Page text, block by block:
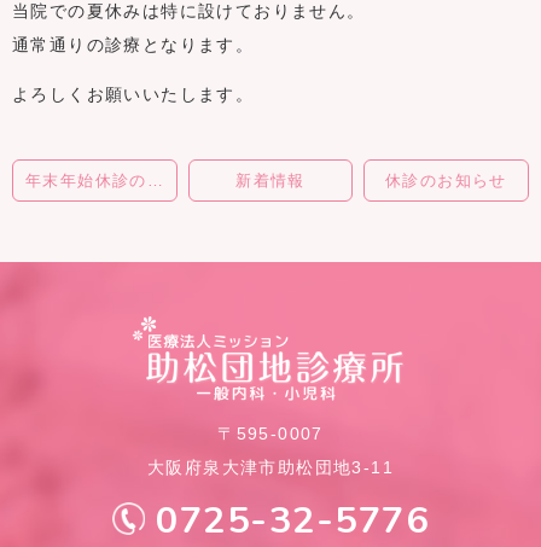
当院での夏休みは特に設けておりません。
通常通りの診療となります。
よろしくお願いいたします。
年末年始休診のお知らせ 新着情報 休診のお知らせ
〒595-0007
大阪府泉大津市助松団地3-11
0725-32-5776